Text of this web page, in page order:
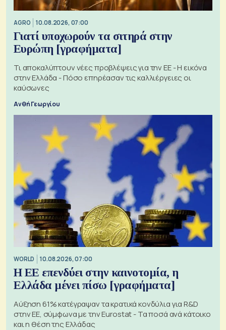
AGRO 10.08.2026, 07:00
Γιατί υποχωρούν τα σιτηρά στην
Ευρώπη [γραφήματα]
Τι αποκαλύπτουν νέες προβλέψεις για την ΕΕ - Η εικόνα
στην Ελλάδα - Πόσο επηρέασαν τις καλλιέργειες οι
καύσωνες
Ανθή Γεωργίου
WORLD 10.08.2026, 07:00
Η ΕΕ επενδύει στην καινοτομία, η
Ελλάδα μένει πίσω [γραφήματα]
Αύξηση 61% κατέγραψαν τα κρατικά κονδύλια για R&D
στην ΕΕ, σύμφωνα με την Eurostat - Τα ποσά ανά κάτοικο
και η θέση της Ελλάδας